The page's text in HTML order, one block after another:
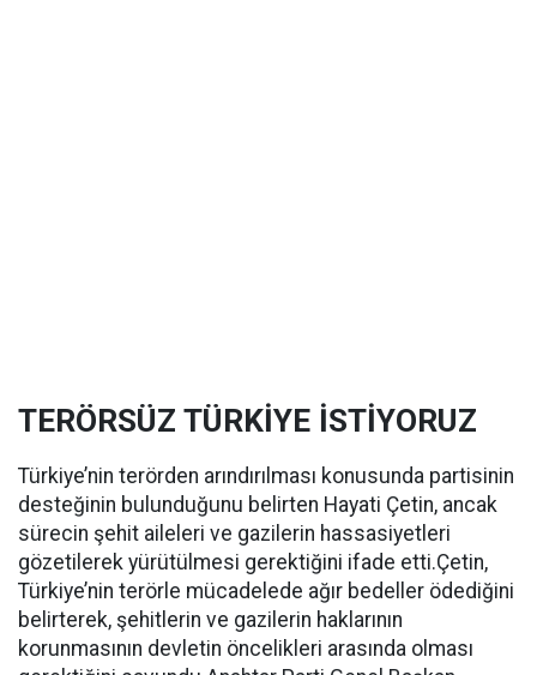
TERÖRSÜZ TÜRKİYE İSTİYORUZ
Türkiye’nin terörden arındırılması konusunda partisinin
desteğinin bulunduğunu belirten Hayati Çetin, ancak
sürecin şehit aileleri ve gazilerin hassasiyetleri
gözetilerek yürütülmesi gerektiğini ifade etti.Çetin,
Türkiye’nin terörle mücadelede ağır bedeller ödediğini
belirterek, şehitlerin ve gazilerin haklarının
korunmasının devletin öncelikleri arasında olması